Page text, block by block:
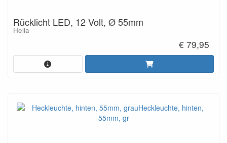
Rücklicht LED, 12 Volt, Ø 55mm
Hella
€ 79,95